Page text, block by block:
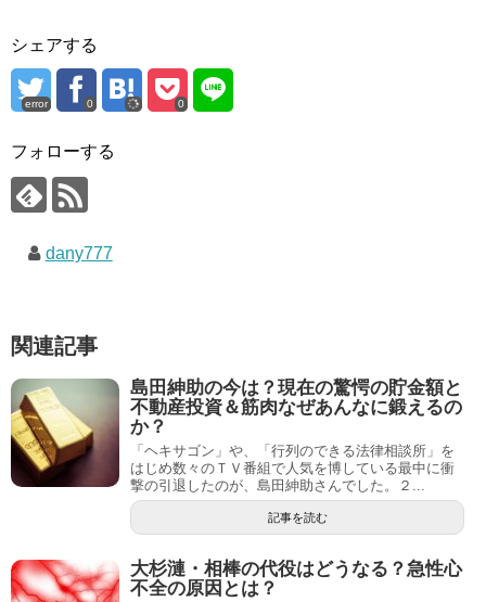
シェアする
error 0 0
フォローする
dany777
関連記事
島田紳助の今は？現在の驚愕の貯金額と
不動産投資＆筋肉なぜあんなに鍛えるの
か？
「ヘキサゴン」や、「行列のできる法律相談所」を
はじめ数々のＴＶ番組で人気を博している最中に衝
撃の引退したのが、島田紳助さんでした。２...
記事を読む
大杉漣・相棒の代役はどうなる？急性心
不全の原因とは？